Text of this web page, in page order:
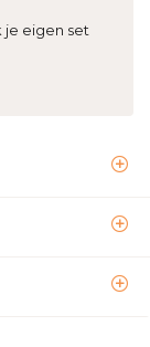
je eigen set